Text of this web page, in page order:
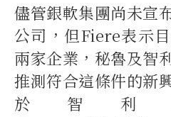
儘管銀軟集團尚未宣
公司，但Fiere表示
兩家企業，秘魯及智
推測符合這條件的新
於智利